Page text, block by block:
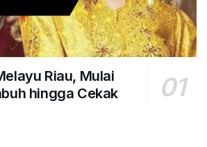
Riau, Mulai
hingga Cekak